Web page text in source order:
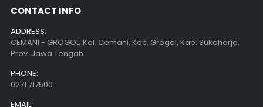
CONTACT INFO
ADDRESS:
CEMANI - GROGOL, Kel. Cemani, Kec. Grogol, Kab. Sukoharjo,
Prov. Jawa Tengah
PHONE:
0271 717500
EMAIL: